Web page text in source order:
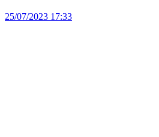
25/07/2023 17:33